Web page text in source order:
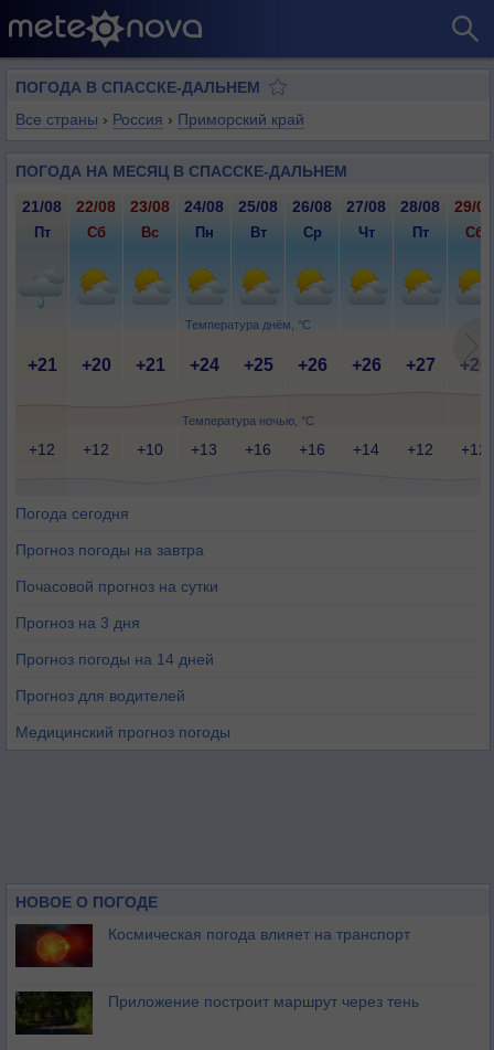
ПОГОДА В СПАССКЕ-ДАЛЬНЕМ
Все страны › Россия › Приморский край
ПОГОДА НА МЕСЯЦ В СПАССКЕ-ДАЛЬНЕМ
Температура днём, °C
Температура ночью, °C
21/08 22/08 23/08 24/08 25/08 26/08 27/08 28/08 29/08
Пт Сб Вс Пн Вт Ср Чт Пт Сб
+21 +20 +21 +24 +25 +26 +26 +27 +26
+12 +12 +10 +13 +16 +16 +14 +12 +12
Погода сегодня
Прогноз погоды на завтра
Почасовой прогноз на сутки
Прогноз на 3 дня
Прогноз погоды на 14 дней
Прогноз для водителей
Медицинский прогноз погоды
НОВОЕ О ПОГОДЕ
Космическая погода влияет на транспорт
Приложение построит маршрут через тень